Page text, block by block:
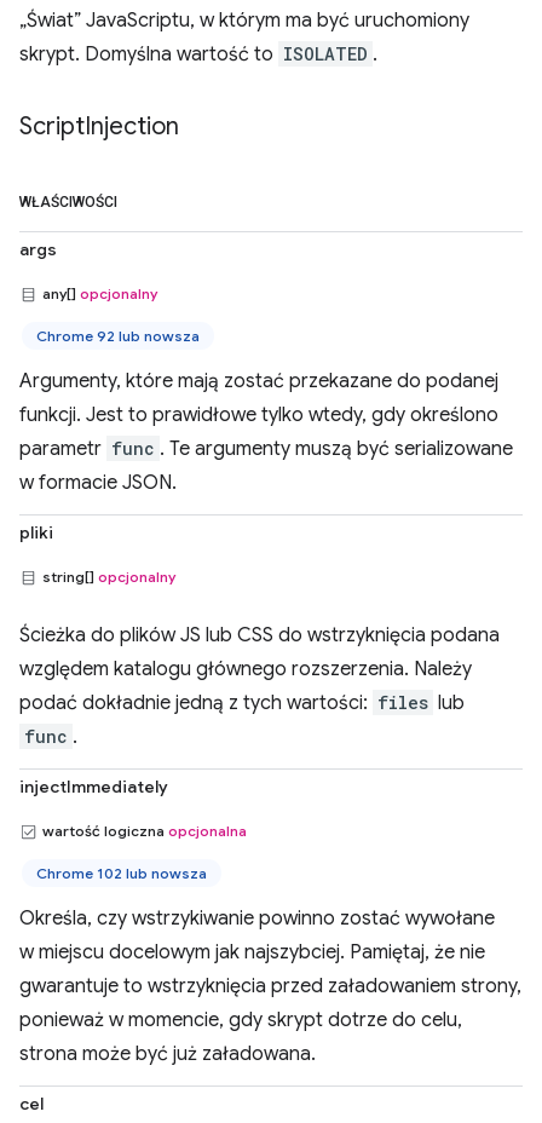
„Świat” JavaScriptu, w którym ma być uruchomiony
skrypt. Domyślna wartość to ISOLATED .
ScriptInjection
WŁAŚCIWOŚCI
args
any[] opcjonalny
Chrome 92 lub nowsza
Argumenty, które mają zostać przekazane do podanej
funkcji. Jest to prawidłowe tylko wtedy, gdy określono
parametr func . Te argumenty muszą być serializowane
w formacie JSON.
pliki
string[] opcjonalny
Ścieżka do plików JS lub CSS do wstrzyknięcia podana
względem katalogu głównego rozszerzenia. Należy
podać dokładnie jedną z tych wartości: files lub
func .
injectImmediately
wartość logiczna opcjonalna
Chrome 102 lub nowsza
Określa, czy wstrzykiwanie powinno zostać wywołane
w miejscu docelowym jak najszybciej. Pamiętaj, że nie
gwarantuje to wstrzyknięcia przed załadowaniem strony,
ponieważ w momencie, gdy skrypt dotrze do celu,
strona może być już załadowana.
cel